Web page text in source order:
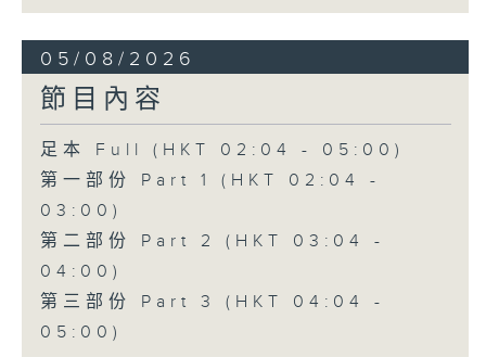
05/08/2026
節目內容
足本 Full (HKT 02:04 - 05:00)
第一部份 Part 1 (HKT 02:04 -
03:00)
第二部份 Part 2 (HKT 03:04 -
04:00)
第三部份 Part 3 (HKT 04:04 -
05:00)